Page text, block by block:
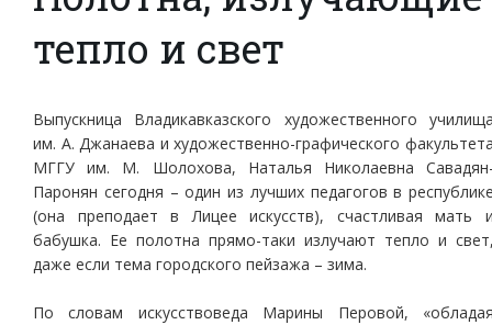
тепло и свет
Выпускница Владикавказского художественного
им. А. Джанаева и художественно-графического
МГГУ им. М. Шолохова, Наталья Николаевна
Паронян сегодня – один из лучших педагогов в
(она преподает в Лицее искусств), счастливая мать
бабушка. Ее полотна прямо-таки излучают тепло и
даже если тема городского пейзажа – зима.
По словам искусствоведа Марины Перовой,